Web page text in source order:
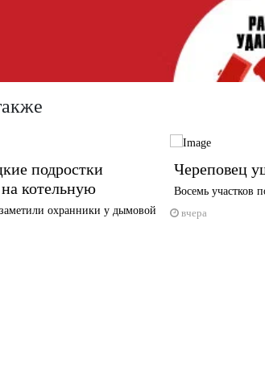
подростки
котельную
охранники у дымовой
Череповец
Восемь участков
вчера